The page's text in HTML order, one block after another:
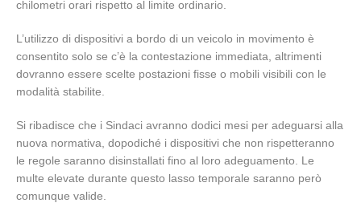
chilometri orari rispetto al limite ordinario.
L’utilizzo di dispositivi a bordo di un veicolo in movimento è
consentito solo se c’è la contestazione immediata, altrimenti
dovranno essere scelte postazioni fisse o mobili visibili con le
modalità stabilite.
Si ribadisce che i Sindaci avranno dodici mesi per adeguarsi alla
nuova normativa, dopodiché i dispositivi che non rispetteranno
le regole saranno disinstallati fino al loro adeguamento. Le
multe elevate durante questo lasso temporale saranno però
comunque valide.